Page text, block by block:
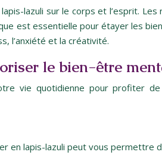
lazuli sur le corps et l’esprit.
est essentielle pour étayer les
l’anxiété et la créativité.
le bien-être
vie quotidienne pour profiter
en lapis-lazuli peut vous